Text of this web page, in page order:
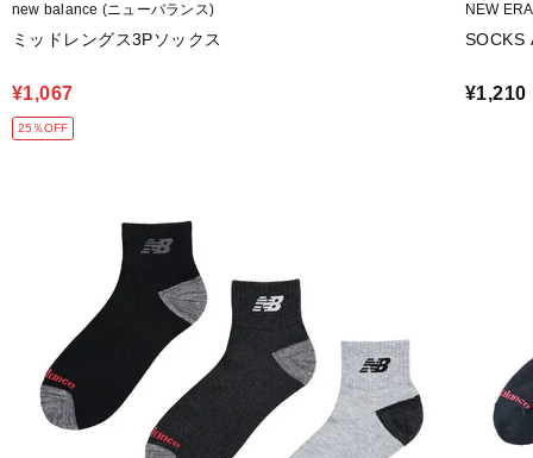
new balance (ニューバランス)
ミッドレングス3Pソックス
¥1,067
25％OFF
NEW
SOCKS
¥1,210